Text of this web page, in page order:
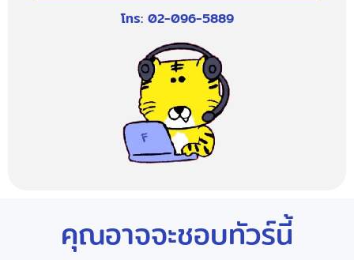
โทร: 02-096-5889
คุณอาจจะชอบทัวร์นี้